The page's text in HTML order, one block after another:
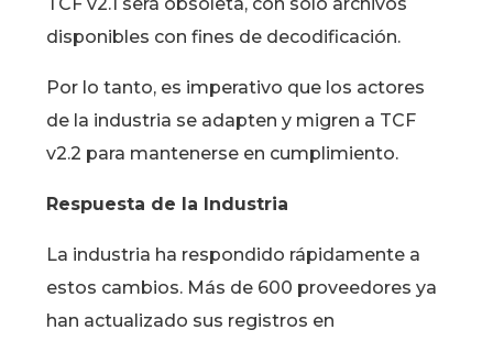
disponibles con fines de decodificación.
Por lo tanto, es imperativo que los actores
de la industria se adapten y migren a TCF
v2.2 para mantenerse en cumplimiento.
Respuesta de la Industria
La industria ha respondido rápidamente a
estos cambios. Más de 600 proveedores ya
han actualizado sus registros en